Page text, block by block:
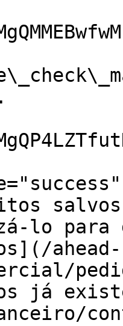
salvos
lo para
ahead-
já